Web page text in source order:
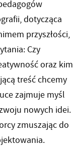
dotycząca
przyszłości,
Czy
oraz kim
treść chcemy
zajmuje myśl
nowych idei.
zmuszając do